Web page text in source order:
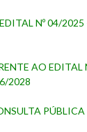
Nº 04/
AO EDITAL
2028